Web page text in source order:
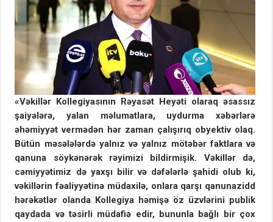
«Vəkillər Kollegiyasının Rəyasət Heyəti olaraq əsassız
şaiyələrə, yalan məlumatlara, uydurma xəbərlərə
əhəmiyyət vermədən hər zaman çalışırıq obyektiv olaq.
Bütün məsələlərdə yalnız və yalnız mötəbər faktlara və
qanuna söykənərək rəyimizi bildirmişik. Vəkillər də,
cəmiyyətimiz də yaxşı bilir və dəfələrlə şahidi olub ki,
vəkillərin fəaliyyətinə müdaxilə, onlara qarşı qanunazidd
hərəkətlər olanda Kollegiya həmişə öz üzvlərini publik
qaydada və təsirli müdafiə edir, bununla bağlı bir çox